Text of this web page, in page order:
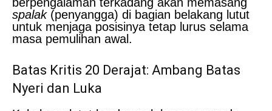
spalak(penyangga) di bagian belakang lutut
untuk menjaga posisinya tetap lurus selama
masa pemulihan awal.
Batas Kritis 20 Derajat: Ambang Batas
Nyeri dan Luka